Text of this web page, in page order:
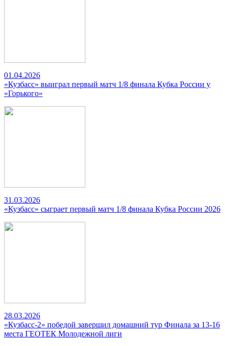
01.04.2026
«Кузбасс» выиграл первый матч 1/8 финала Кубка России у
«Горького»
31.03.2026
«Кузбасс» сыграет первый матч 1/8 финала Кубка России 2026
28.03.2026
«Кузбасс-2» победой завершил домашний тур Финала за 13-16
места ГЕОТЕК Молодежной лиги